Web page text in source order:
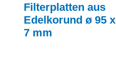
Filterplatten aus
Edelkorund ø 95 x
7 mm